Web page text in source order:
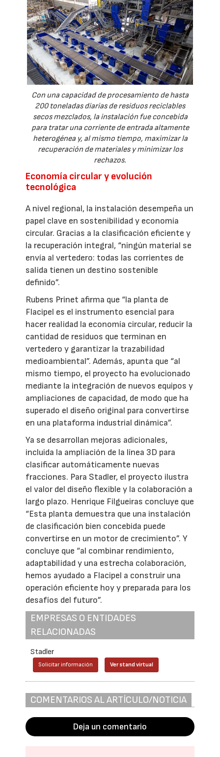
Con una capacidad de procesamiento de hasta
200 toneladas diarias de residuos reciclables
secos mezclados, la instalación fue concebida
para tratar una corriente de entrada altamente
heterogénea y, al mismo tiempo, maximizar la
recuperación de materiales y minimizar los
rechazos.
Economía circular y evolución
tecnológica
A nivel regional, la instalación desempeña un
papel clave en sostenibilidad y economía
circular. Gracias a la clasificación eficiente y
la recuperación integral, “ningún material se
envía al vertedero: todas las corrientes de
salida tienen un destino sostenible
definido”.
Rubens Prinet afirma que “la planta de
Flacipel es el instrumento esencial para
hacer realidad la economía circular, reducir la
cantidad de residuos que terminan en
vertedero y garantizar la trazabilidad
medioambiental”. Además, apunta que “al
mismo tiempo, el proyecto ha evolucionado
mediante la integración de nuevos equipos y
ampliaciones de capacidad, de modo que ha
superado el diseño original para convertirse
en una plataforma industrial dinámica”.
Ya se desarrollan mejoras adicionales,
incluida la ampliación de la línea 3D para
clasificar automáticamente nuevas
fracciones. Para Stadler, el proyecto ilustra
el valor del diseño flexible y la colaboración a
largo plazo. Henrique Filgueiras concluye que
“Esta planta demuestra que una instalación
de clasificación bien concebida puede
convertirse en un motor de crecimiento”. Y
concluye que “al combinar rendimiento,
adaptabilidad y una estrecha colaboración,
hemos ayudado a Flacipel a construir una
operación eficiente hoy y preparada para los
desafíos del futuro”.
EMPRESAS O ENTIDADES
RELACIONADAS
Stadler
Solicitar información Ver stand virtual
COMENTARIOS AL ARTÍCULO/NOTICIA
Deja un comentario